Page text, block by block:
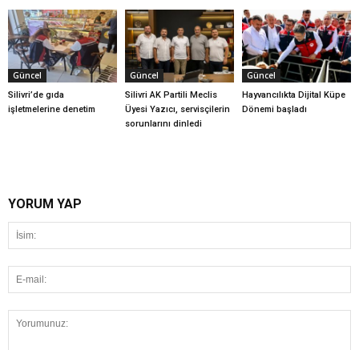
Güncel
Silivri’de gıda
işletmelerine denetim
Güncel
Silivri AK Partili Meclis
Üyesi Yazıcı, servisçilerin
sorunlarını dinledi
Güncel
Hayvancılıkta Dijital Küpe
Dönemi başladı
YORUM YAP